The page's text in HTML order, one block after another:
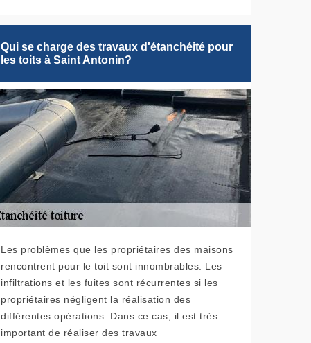
Qui se charge des travaux d'étanchéité pour
les toits à Saint Antonin?
Les problèmes que les propriétaires des maisons
rencontrent pour le toit sont innombrables. Les
infiltrations et les fuites sont récurrentes si les
propriétaires négligent la réalisation des
différentes opérations. Dans ce cas, il est très
important de réaliser des travaux